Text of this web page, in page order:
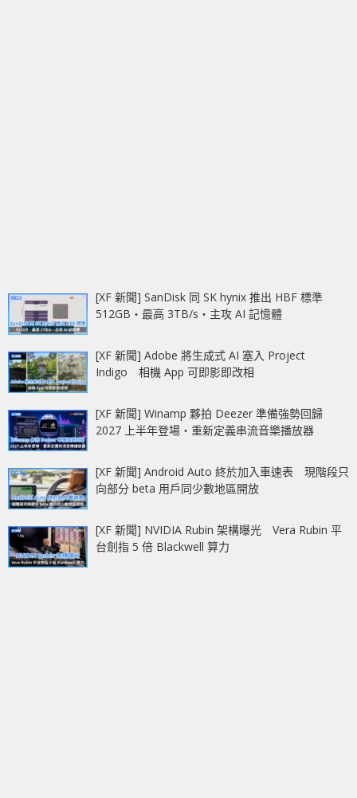
[XF 新聞] SanDisk 同 SK hynix 推出 HBF 標準
512GB‧最高 3TB/s‧主攻 AI 記憶體
[XF 新聞] Adobe 將生成式 AI 塞入 Project
Indigo 相機 App 可即影即改相
[XF 新聞] Winamp 夥拍 Deezer 準備強勢回歸
2027 上半年登場‧重新定義串流音樂播放器
[XF 新聞] Android Auto 終於加入車速表 現階段只
向部分 beta 用戶同少數地區開放
[XF 新聞] NVIDIA Rubin 架構曝光 Vera Rubin 平
台劍指 5 倍 Blackwell 算力